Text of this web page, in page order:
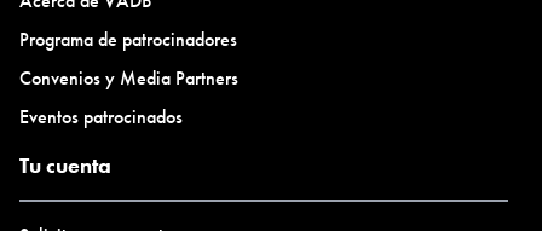
Programa de patrocinadores
Convenios y Media Partners
Eventos patrocinados
Tu cuenta